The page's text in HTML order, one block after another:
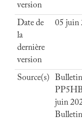
version
Date de
la
dernière
version
05 juin
Source(s)
juin